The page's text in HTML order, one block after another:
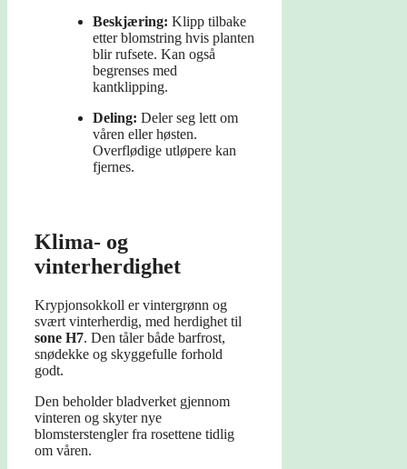
Beskjæring: Klipp tilbake
etter blomstring hvis planten
blir rufsete. Kan også
begrenses med
kantklipping.
Deling: Deler seg lett om
våren eller høsten.
Overflødige utløpere kan
fjernes.
Klima- og
vinterherdighet
Krypjonsokkoll er vintergrønn og
svært vinterherdig, med herdighet til
sone H7. Den tåler både barfrost,
snødekke og skyggefulle forhold
godt.
Den beholder bladverket gjennom
vinteren og skyter nye
blomsterstengler fra rosettene tidlig
om våren.